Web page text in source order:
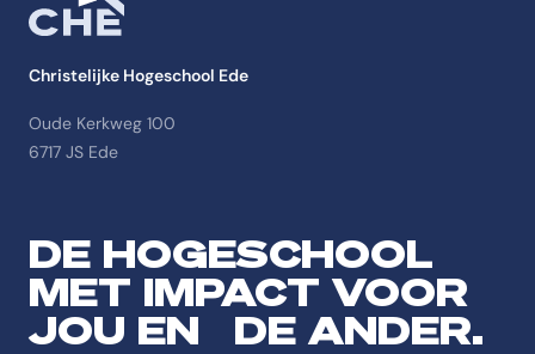
Christelijke Hogeschool Ede
Oude Kerkweg 100
6717 JS Ede
DE HOGESCHOOL
MET IMPACT VOOR
JOU EN DE ANDER.